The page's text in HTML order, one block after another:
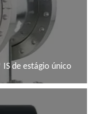
de estágio único